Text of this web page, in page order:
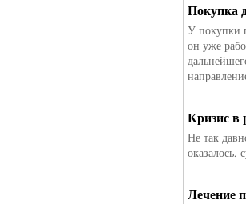
Покупка
У покупки
он уже
Кризис в
Не так
оказалось,
Лечение